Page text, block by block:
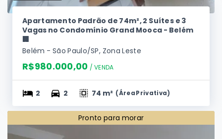
Ref.:JM993
Apartamento Padrão de 74m², 2 Suítes e 3
Vagas no Condomínio Grand Mooca - Belém
🏢
Belém - São Paulo/SP, Zona Leste
R$980.000,00 / VENDA
74 m² (Área Privativa